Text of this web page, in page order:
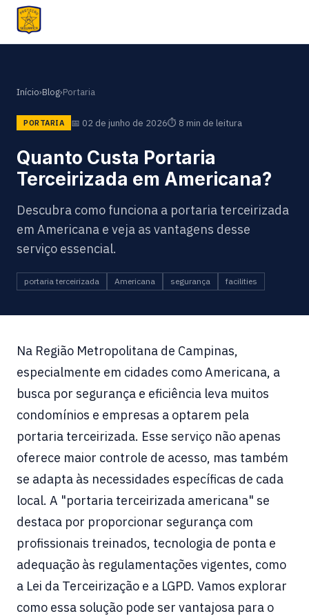
Início›Blog›Portaria
PORTARIA 📅 02 de junho de 2026⏱ 8 min de leitura
Quanto Custa Portaria
Terceirizada em Americana?
Descubra como funciona a portaria terceirizada
em Americana e veja as vantagens desse
serviço essencial.
portaria terceirizada Americana segurança facilities
Na Região Metropolitana de Campinas,
especialmente em cidades como Americana, a
busca por segurança e eficiência leva muitos
condomínios e empresas a optarem pela
portaria terceirizada. Esse serviço não apenas
oferece maior controle de acesso, mas também
se adapta às necessidades específicas de cada
local. A "portaria terceirizada americana" se
destaca por proporcionar segurança com
profissionais treinados, tecnologia de ponta e
adequação às regulamentações vigentes, como
a Lei da Terceirização e a LGPD. Vamos explorar
como essa solução pode ser vantajosa para o